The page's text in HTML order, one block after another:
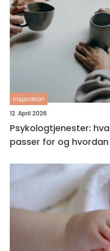
inspiration
12. April 2026
Psykologtjenester:
passer for og